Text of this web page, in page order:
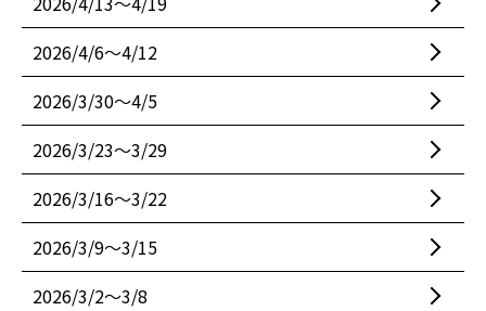
2026/4/6〜4/12
2026/3/30〜4/5
2026/3/23〜3/29
2026/3/16〜3/22
2026/3/9〜3/15
2026/3/2〜3/8